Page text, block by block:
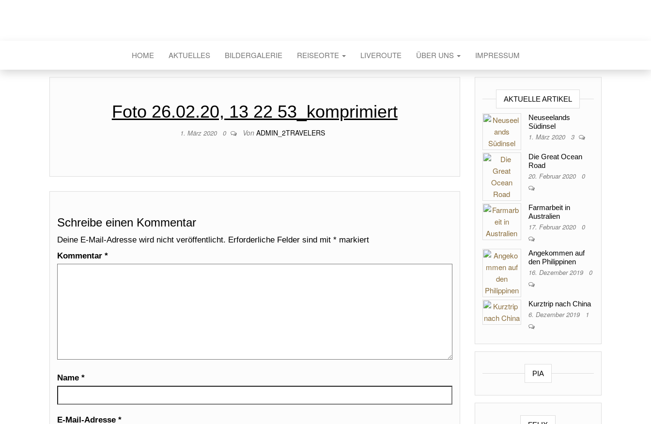
HOME AKTUELLES BILDERGALERIE REISEORTE LIVEROUTE ÜBER UNS IMPRESSUM
Foto 26.02.20, 13 22 53_komprimiert
1. März 2020 0 Von ADMIN_2TRAVELERS
Schreibe einen Kommentar
Deine E-Mail-Adresse wird nicht veröffentlicht. Erforderliche Felder sind mit * markiert
Kommentar *
Name *
E-Mail-Adresse *
AKTUELLE ARTIKEL
Neuseelands
Südinsel
1. März 2020 3
Die Great Ocean
Road
20. Februar 2020 0
Farmarbeit in
Australien
17. Februar 2020 0
Angekommen auf
den Philippinen
16. Dezember 2019 0
Kurztrip nach China
6. Dezember 2019 1
PIA